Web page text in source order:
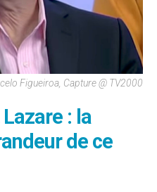
Figueiroa, Capture @ TV2000
: la
de ce